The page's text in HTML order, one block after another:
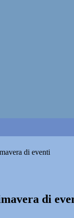
di eventi
di